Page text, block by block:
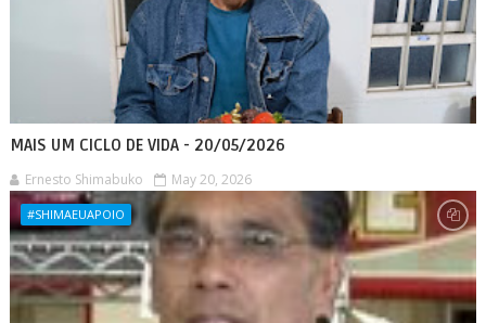
MAIS UM CICLO DE VIDA - 20/05/2026
Ernesto Shimabuko May 20, 2026
#SHIMAEUAPOIO